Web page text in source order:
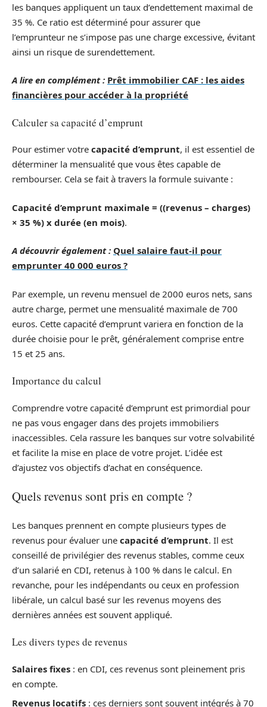
les banques appliquent un taux d’endettement maximal de
35 %. Ce ratio est déterminé pour assurer que
l’emprunteur ne s’impose pas une charge excessive, évitant
ainsi un risque de surendettement.
A lire en complément : Prêt immobilier CAF : les aides
financières pour accéder à la propriété
Calculer sa capacité d’emprunt
Pour estimer votre capacité d’emprunt, il est essentiel de
déterminer la mensualité que vous êtes capable de
rembourser. Cela se fait à travers la formule suivante :
Capacité d’emprunt maximale = ((revenus – charges)
× 35 %) x durée (en mois).
A découvrir également : Quel salaire faut-il pour
emprunter 40 000 euros ?
Par exemple, un revenu mensuel de 2000 euros nets, sans
autre charge, permet une mensualité maximale de 700
euros. Cette capacité d’emprunt variera en fonction de la
durée choisie pour le prêt, généralement comprise entre
15 et 25 ans.
Importance du calcul
Comprendre votre capacité d’emprunt est primordial pour
ne pas vous engager dans des projets immobiliers
inaccessibles. Cela rassure les banques sur votre solvabilité
et facilite la mise en place de votre projet. L’idée est
d’ajustez vos objectifs d’achat en conséquence.
Quels revenus sont pris en compte ?
Les banques prennent en compte plusieurs types de
revenus pour évaluer une capacité d’emprunt. Il est
conseillé de privilégier des revenus stables, comme ceux
d’un salarié en CDI, retenus à 100 % dans le calcul. En
revanche, pour les indépendants ou ceux en profession
libérale, un calcul basé sur les revenus moyens des
dernières années est souvent appliqué.
Les divers types de revenus
Salaires fixes : en CDI, ces revenus sont pleinement pris
en compte.
Revenus locatifs : ces derniers sont souvent intégrés à 70